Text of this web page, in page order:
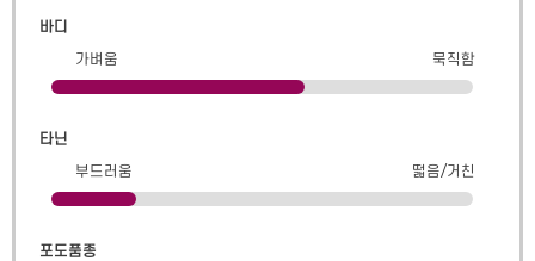
바디
가벼움
묵직함
타닌
부드러움
떫음/거친
포도품종